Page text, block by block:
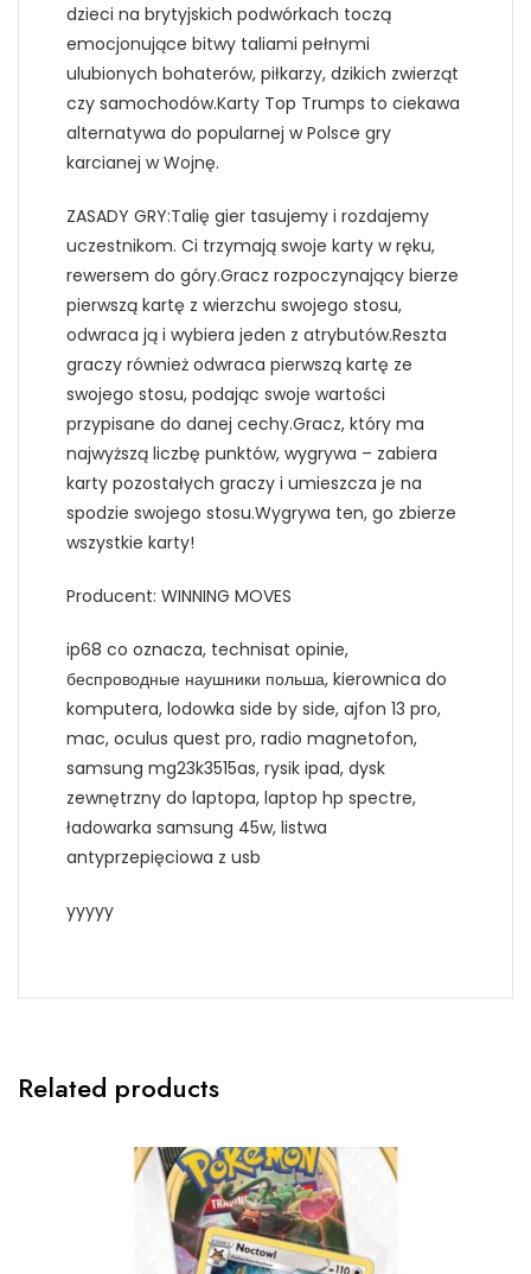
dzieci na brytyjskich podwórkach toczą
emocjonujące bitwy taliami pełnymi
ulubionych bohaterów, piłkarzy, dzikich zwierząt
czy samochodów.Karty Top Trumps to ciekawa
alternatywa do popularnej w Polsce gry
karcianej w Wojnę.
ZASADY GRY:Talię gier tasujemy i rozdajemy
uczestnikom. Ci trzymają swoje karty w ręku,
rewersem do góry.Gracz rozpoczynający bierze
pierwszą kartę z wierzchu swojego stosu,
odwraca ją i wybiera jeden z atrybutów.Reszta
graczy również odwraca pierwszą kartę ze
swojego stosu, podając swoje wartości
przypisane do danej cechy.Gracz, który ma
najwyższą liczbę punktów, wygrywa – zabiera
karty pozostałych graczy i umieszcza je na
spodzie swojego stosu.Wygrywa ten, go zbierze
wszystkie karty!
Producent: WINNING MOVES
ip68 co oznacza, technisat opinie,
беспроводные наушники польша, kierownica do
komputera, lodowka side by side, ajfon 13 pro,
mac, oculus quest pro, radio magnetofon,
samsung mg23k3515as, rysik ipad, dysk
zewnętrzny do laptopa, laptop hp spectre,
ładowarka samsung 45w, listwa
antyprzepięciowa z usb
yyyyy
Related products